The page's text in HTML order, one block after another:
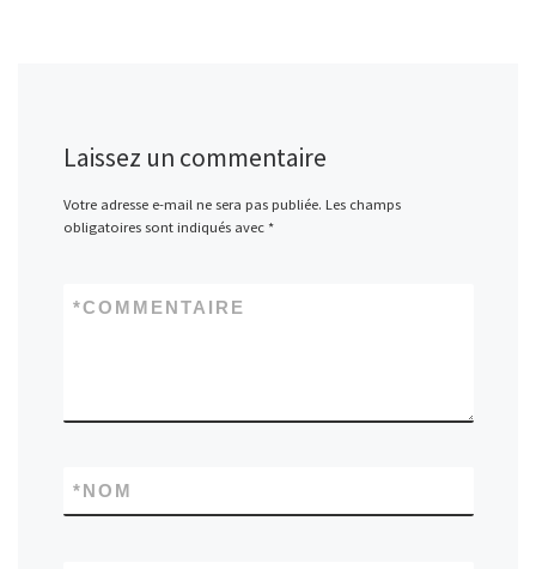
Laissez un commentaire
Votre adresse e-mail ne sera pas publiée. Les champs
obligatoires sont indiqués avec *
COMMENTAIRE
*
NOM
*